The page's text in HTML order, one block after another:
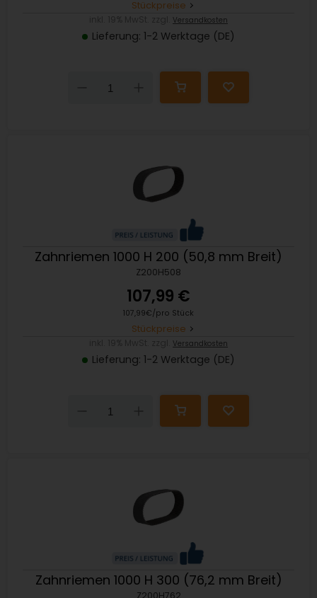
Stückpreise
Versandkosten
Lieferung: 1-2 Werktage (DE)
Down
Zahnriemen 1000 H 200 (50,8 mm Breit)
Z200H508
107,99 €
107,99€/pro Stück
Stückpreise
Versandkosten
Lieferung: 1-2 Werktage (DE)
Down
Zahnriemen 1000 H 300 (76,2 mm Breit)